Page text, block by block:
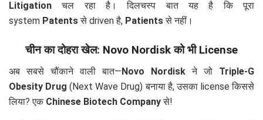
Litigation चल रहा है। दिलचस्प बात यह है कि पूरा
system Patentsसे driven है, Patientsसे नहीं।
चीन का दोहरा खेल: Novo Nordisk को भी License
अब सबसे चौंकाने वाली बात— Novo Nordisk ने जो Triple-G
Obesity Drug (Next Wave Drug) बनाया है, उसका license किससे
लिया? एक Chinese Biotech Companyसे!